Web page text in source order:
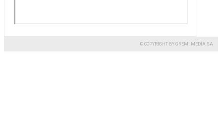
© COPYRIGHT BY GREMI MEDIA SA